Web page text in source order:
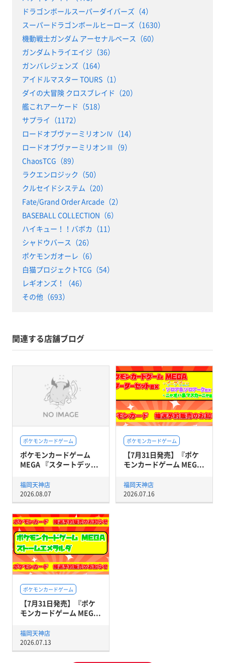
ドラゴンボールスーパーダイバーズ（4）
スーパードラゴンボールヒーローズ（1630）
機動戦士ガンダム アーセナルベース（60）
ガンダムトライエイジ（36）
ガンバレジェンズ（164）
アイドルマスター TOURS（1）
ダイの大冒険 クロスブレイド（20）
艦これアーケード（518）
サプライ（1172）
ロードオブヴァーミリオンⅣ（14）
ロードオブヴァーミリオンⅢ（9）
ChaosTCG（89）
ラクエンロジック（50）
クルセイドシステム（20）
Fate/Grand Order Arcade（2）
BASEBALL COLLECTION（6）
ハイキュー！！バボカ（11）
シャドウバース（26）
ポケモンガオーレ（6）
白猫プロジェクトTCG（54）
レギオンズ！（46）
その他（693）
関連する店舗ブログ
ポケモンカードゲーム
ポケモンカードゲーム
MEGA 『スタートデッ...
福岡天神店
2026.08.07
ポケモンカードゲーム
【7月31日発売】『ポケ
モンカードゲーム MEG...
福岡天神店
2026.07.16
ポケモンカードゲーム
【7月31日発売】『ポケ
モンカードゲーム MEG...
福岡天神店
2026.07.13